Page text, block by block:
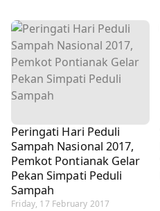
Peringati Hari Peduli
Sampah Nasional 2017,
Pemkot Pontianak Gelar
Pekan Simpati Peduli
Sampah
Friday, 17 February 2017